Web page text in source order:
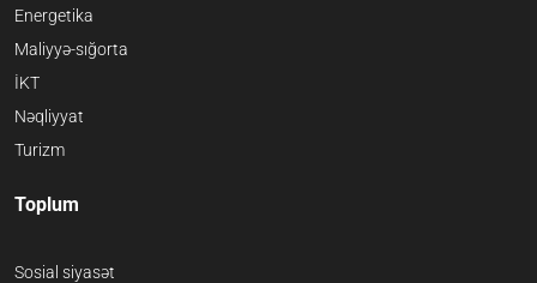
Energetika
Maliyyə-sığorta
İKT
Nəqliyyat
Turizm
Toplum
Sosial siyasət